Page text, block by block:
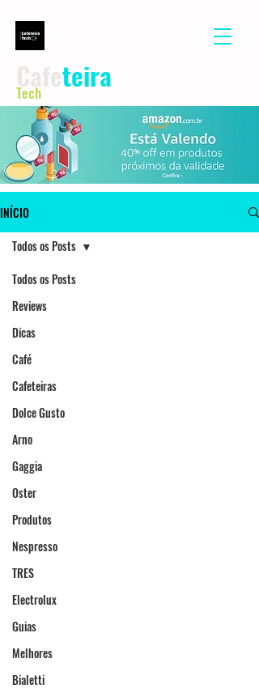
teira
Tech
INÍCIO
Todos os Posts
Reviews
Dicas
Café
Cafeteiras
Dolce Gusto
Arno
Gaggia
Oster
Produtos
Nespresso
TRES
Electrolux
Guias
Melhores
Bialetti
Todos os Posts